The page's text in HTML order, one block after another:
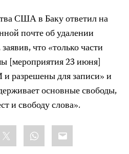
США в Баку ответил на
почте об удалении
что «только части
[мероприятия 23 июня]
разрешены для записи» и
основные свободы,
и свободу слова».
WhatsApp
Email